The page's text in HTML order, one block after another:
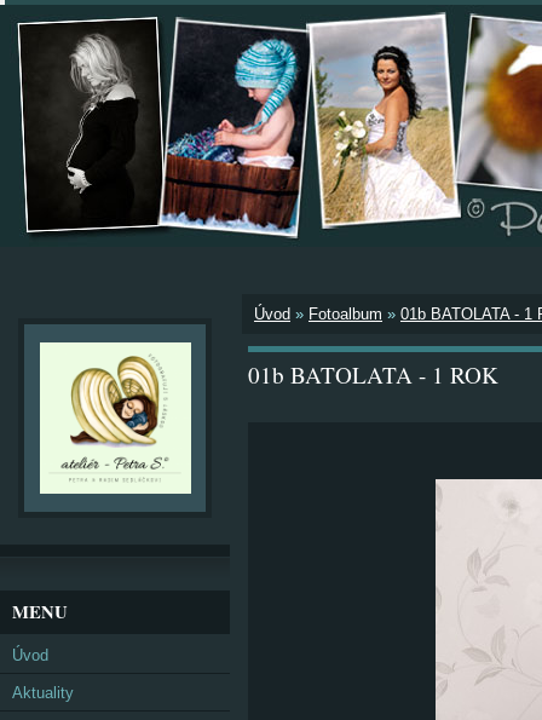
Úvod » Fotoalbum » 01b BATOLATA - 1
01b BATOLATA - 1 ROK
MENU
Úvod
Aktuality